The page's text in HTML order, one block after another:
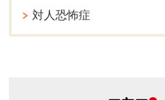
対人恐怖症